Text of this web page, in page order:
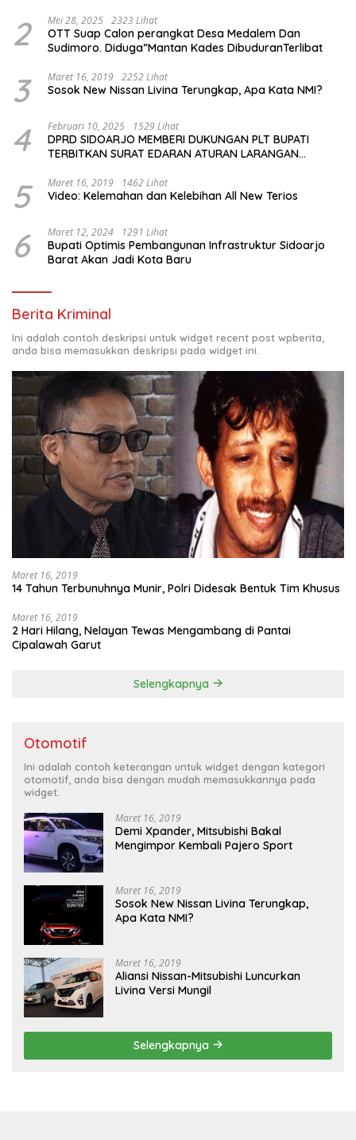
2 Mei 28, 2025 2323 Lihat
OTT Suap Calon perangkat Desa Medalem Dan
Sudimoro. Diduga”Mantan Kades DibuduranTerlibat
3 Maret 16, 2019 2252 Lihat
Sosok New Nissan Livina Terungkap, Apa Kata NMI?
4 Februari 10, 2025 1529 Lihat
DPRD SIDOARJO MEMBERI DUKUNGAN PLT BUPATI
TERBITKAN SURAT EDARAN ATURAN LARANGAN
KELUAR KOTA
5 Maret 16, 2019 1462 Lihat
Video: Kelemahan dan Kelebihan All New Terios
6 Maret 12, 2024 1291 Lihat
Bupati Optimis Pembangunan Infrastruktur Sidoarjo
Barat Akan Jadi Kota Baru
Berita Kriminal
Ini adalah contoh deskripsi untuk widget recent post wpberita,
anda bisa memasukkan deskripsi pada widget ini.
Maret 16, 2019
14 Tahun Terbunuhnya Munir, Polri Didesak Bentuk Tim Khusus
Maret 16, 2019
2 Hari Hilang, Nelayan Tewas Mengambang di Pantai
Cipalawah Garut
Selengkapnya
Otomotif
Ini adalah contoh keterangan untuk widget dengan kategori
otomotif, anda bisa dengan mudah memasukkannya pada
widget.
Maret 16, 2019
Demi Xpander, Mitsubishi Bakal
Mengimpor Kembali Pajero Sport
Maret 16, 2019
Sosok New Nissan Livina Terungkap,
Apa Kata NMI?
Maret 16, 2019
Aliansi Nissan-Mitsubishi Luncurkan
Livina Versi Mungil
Selengkapnya